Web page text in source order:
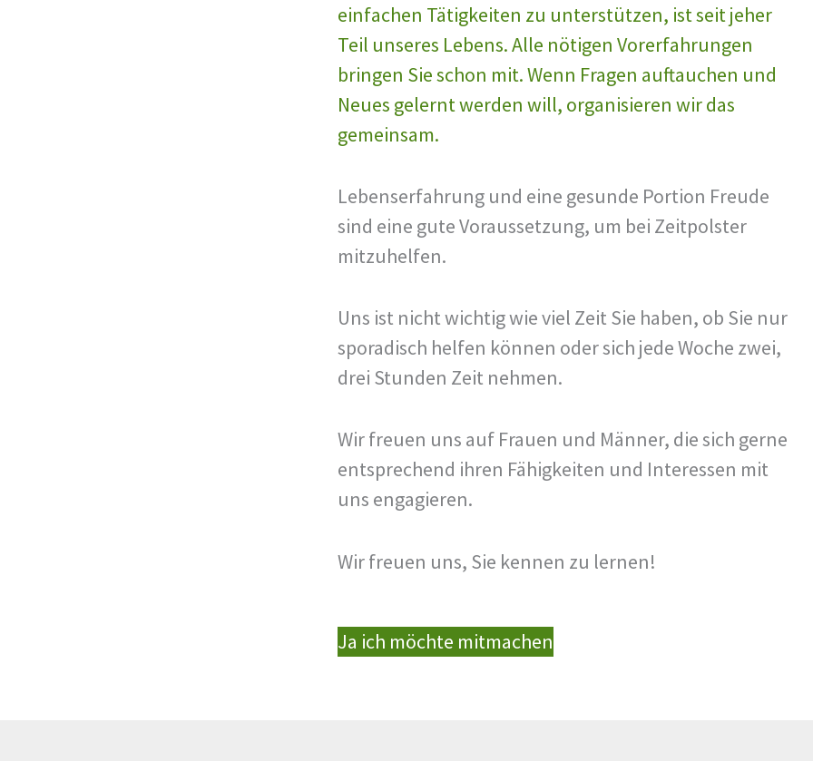
einfachen Tätigkeiten zu unterstützen, ist seit jeher
Teil unseres Lebens. Alle nötigen Vorerfahrungen
bringen Sie schon mit. Wenn Fragen auftauchen und
Neues gelernt werden will, organisieren wir das
gemeinsam.
Lebenserfahrung und eine gesunde Portion Freude
sind eine gute Voraussetzung, um bei Zeitpolster
mitzuhelfen.
Uns ist nicht wichtig wie viel Zeit Sie haben, ob Sie nur
sporadisch helfen können oder sich jede Woche zwei,
drei Stunden Zeit nehmen.
Wir freuen uns auf Frauen und Männer, die sich gerne
entsprechend ihren Fähigkeiten und Interessen mit
uns engagieren.
Wir freuen uns, Sie kennen zu lernen!
Ja ich möchte mitmachen